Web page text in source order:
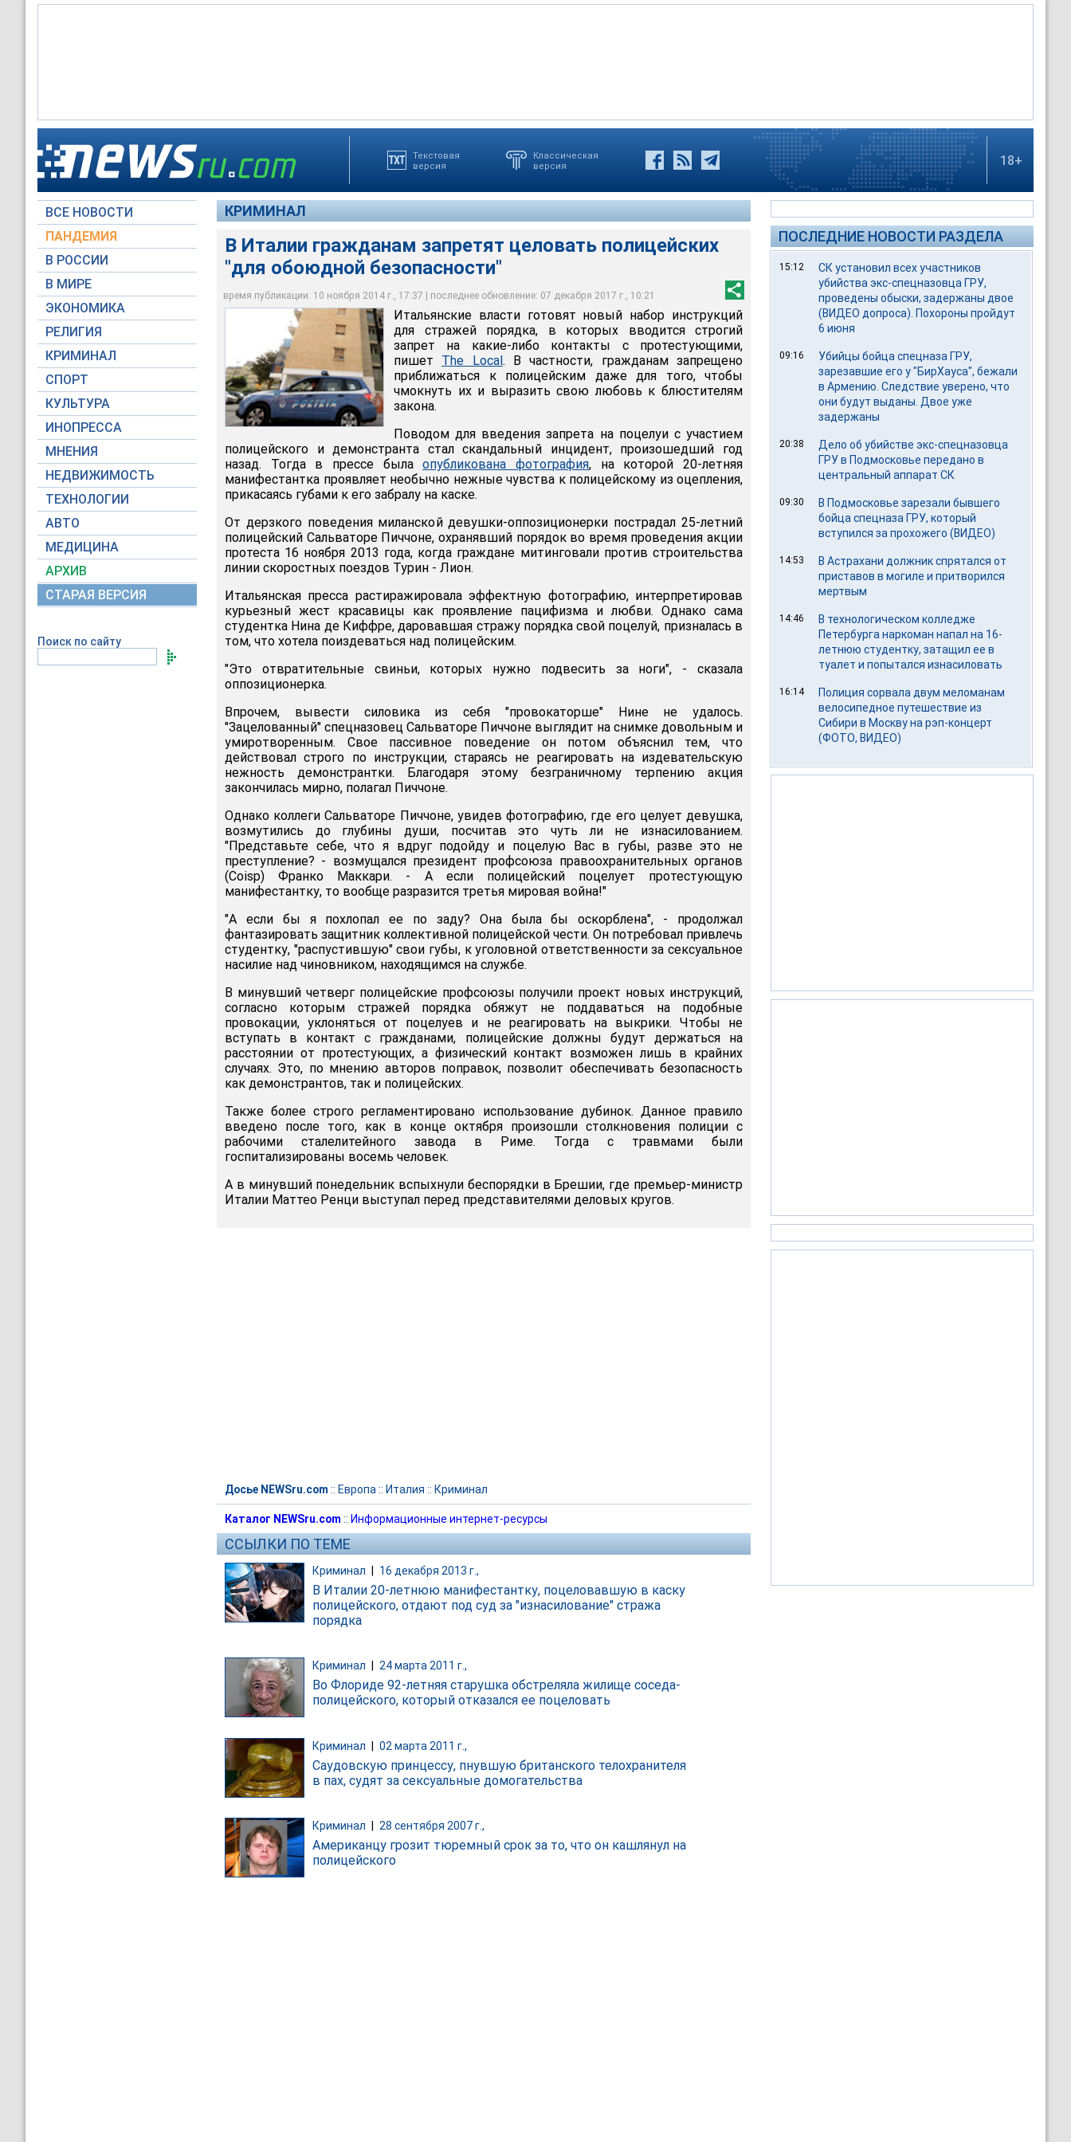
Текстовая
версия
Классическая
версия
18+
ВСЕ НОВОСТИ
ПАНДЕМИЯ
В РОССИИ
В МИРЕ
ЭКОНОМИКА
РЕЛИГИЯ
КРИМИНАЛ
СПОРТ
КУЛЬТУРА
ИНОПРЕССА
МНЕНИЯ
НЕДВИЖИМОСТЬ
ТЕХНОЛОГИИ
АВТО
МЕДИЦИНА
АРХИВ
СТАРАЯ ВЕРСИЯ
Поиск по сайту
КРИМИНАЛ
В Италии гражданам запретят целовать полицейских
"для обоюдной безопасности"
время публикации: 10 ноября 2014 г., 17:37 | последнее обновление: 07 декабря 2017 г., 10:21
Итальянские власти готовят новый набор инструкций для стражей порядка, в
которых вводится строгий запрет на какие-либо контакты с протестующими
Global Look Press
Итальянские власти готовят новый набор инструкций
для стражей порядка, в которых вводится строгий
запрет на какие-либо контакты с протестующими,
пишет The Local. В частности, гражданам запрещено
приближаться к полицейским даже для того, чтобы
чмокнуть их и выразить свою любовь к блюстителям
закона.
Поводом для введения запрета на поцелуи с участием
полицейского и демонстранта стал скандальный инцидент, произошедший год
назад. Тогда в прессе былаопубликована фотография, на которой 20-летняя
манифестантка проявляет необычно нежные чувства к полицейскому из оцепления,
прикасаясь губами к его забралу на каске.
От дерзкого поведения миланской девушки-оппозиционерки пострадал 25-летний
полицейский Сальваторе Пиччоне, охранявший порядок во время проведения акции
протеста 16 ноября 2013 года, когда граждане митинговали против строительства
линии скоростных поездов Турин - Лион.
Итальянская пресса растиражировала эффектную фотографию, интерпретировав
курьезный жест красавицы как проявление пацифизма и любви. Однако сама
студентка Нина де Киффре, даровавшая стражу порядка свой поцелуй, призналась в
том, что хотела поиздеваться над полицейским.
"Это отвратительные свиньи, которых нужно подвесить за ноги", - сказала
оппозиционерка.
Впрочем, вывести силовика из себя "провокаторше" Нине не удалось.
"Зацелованный" спецназовец Сальваторе Пиччоне выглядит на снимке довольным и
умиротворенным. Свое пассивное поведение он потом объяснил тем, что
действовал строго по инструкции, стараясь не реагировать на издевательскую
нежность демонстрантки. Благодаря этому безграничному терпению акция
закончилась мирно, полагал Пиччоне.
Однако коллеги Сальваторе Пиччоне, увидев фотографию, где его целует девушка,
возмутились до глубины души, посчитав это чуть ли не изнасилованием.
"Представьте себе, что я вдруг подойду и поцелую Вас в губы, разве это не
преступление? - возмущался президент профсоюза правоохранительных органов
(Coisp) Франко Маккари. - А если полицейский поцелует протестующую
манифестантку, то вообще разразится третья мировая война!"
"А если бы я похлопал ее по заду? Она была бы оскорблена", - продолжал
фантазировать защитник коллективной полицейской чести. Он потребовал привлечь
студентку, "распустившую" свои губы, к уголовной ответственности за сексуальное
насилие над чиновником, находящимся на службе.
В минувший четверг полицейские профсоюзы получили проект новых инструкций,
согласно которым стражей порядка обяжут не поддаваться на подобные
провокации, уклоняться от поцелуев и не реагировать на выкрики. Чтобы не
вступать в контакт с гражданами, полицейские должны будут держаться на
расстоянии от протестующих, а физический контакт возможен лишь в крайних
случаях. Это, по мнению авторов поправок, позволит обеспечивать безопасность
как демонстрантов, так и полицейских.
Также более строго регламентировано использование дубинок. Данное правило
введено после того, как в конце октября произошли столкновения полиции с
рабочими сталелитейного завода в Риме. Тогда с травмами были
госпитализированы восемь человек.
А в минувший понедельник вспыхнули беспорядки в Брешии, где премьер-министр
Италии Маттео Ренци выступал перед представителями деловых кругов.
Досье NEWSru.com :: Европа :: Италия :: Криминал
Каталог NEWSru.com :: Информационные интернет-ресурсы
ССЫЛКИ ПО ТЕМЕ
Криминал 16 декабря 2013 г.,
В Италии 20-летнюю манифестантку, поцеловавшую в каску
полицейского, отдают под суд за "изнасилование" стража
порядка
Криминал 24 марта 2011 г.,
Во Флориде 92-летняя старушка обстреляла жилище соседа-
полицейского, который отказался ее поцеловать
Криминал | 02 марта 2011 г.,
Саудовскую принцессу, пнувшую британского телохранителя
в пах, судят за сексуальные домогательства
Криминал 28 сентября 2007 г.,
Американцу грозит тюремный срок за то, что он кашлянул на
полицейского
ПОСЛЕДНИЕ НОВОСТИ РАЗДЕЛА
15:12
СК установил всех участников
убийства экс-спецназовца ГРУ,
проведены обыски, задержаны двое
(ВИДЕО допроса). Похороны пройдут
6 июня
09:16
Убийцы бойца спецназа ГРУ,
зарезавшие его у "БирХауса", бежали
в Армению. Следствие уверено, что
они будут выданы. Двое уже
задержаны
20:38
Дело об убийстве экс-спецназовца
ГРУ в Подмосковье передано в
центральный аппарат СК
09:30
В Подмосковье зарезали бывшего
бойца спецназа ГРУ, который
вступился за прохожего (ВИДЕО)
14:53
В Астрахани должник спрятался от
приставов в могиле и притворился
мертвым
14:46
В технологическом колледже
Петербурга наркоман напал на 16-
летнюю студентку, затащил ее в
туалет и попытался изнасиловать
16:14
Полиция сорвала двум меломанам
велосипедное путешествие из
Сибири в Москву на рэп-концерт
(ФОТО, ВИДЕО)